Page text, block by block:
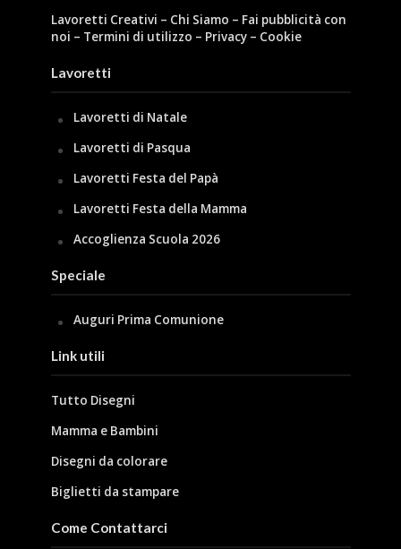
Lavoretti Creativi – Chi Siamo – Fai pubblicità con
noi – Termini di utilizzo – Privacy– Cookie
Lavoretti
Lavoretti di Natale
Lavoretti di Pasqua
Lavoretti Festa del Papà
Lavoretti Festa della Mamma
Accoglienza Scuola 2026
Speciale
Auguri Prima Comunione
Link utili
Tutto Disegni
Mamma e Bambini
Disegni da colorare
Biglietti da stampare
Come Contattarci